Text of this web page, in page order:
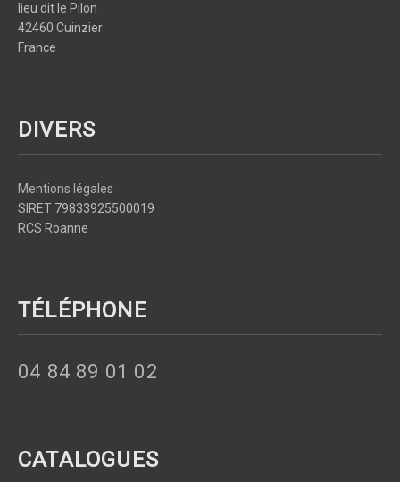
lieu dit le Pilon
42460 Cuinzier
France
DIVERS
Mentions légales
SIRET 79833925500019
RCS Roanne
TÉLÉPHONE
04 84 89 01 02
CATALOGUES